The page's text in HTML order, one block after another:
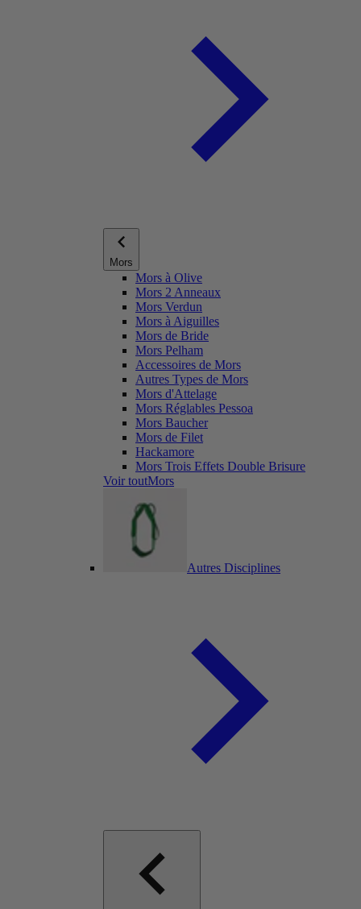
Mors
Mors à Olive
Mors 2 Anneaux
Mors Verdun
Mors à Aiguilles
Mors de Bride
Mors Pelham
Accessoires de Mors
Autres Types de Mors
Mors d'Attelage
Mors Réglables Pessoa
Mors Baucher
Mors de Filet
Hackamore
Mors Trois Effets Double Brisure
Voir toutMors
Autres Disciplines